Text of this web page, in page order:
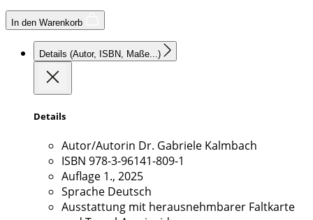
In den Warenkorb
Details (Autor, ISBN, Maße...)
Details
Autor/Autorin Dr. Gabriele Kalmbach
ISBN 978-3-96141-809-1
Auflage 1., 2025
Sprache Deutsch
Ausstattung mit herausnehmbarer Faltkarte